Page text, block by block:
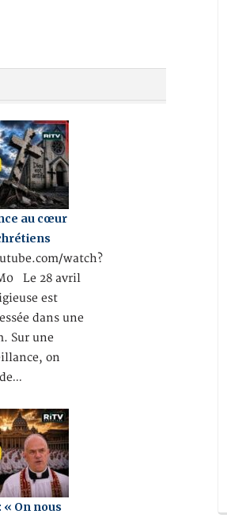
au cœur
watch?
Le 28 avril
est
dans une
Sur une
on
« On nous